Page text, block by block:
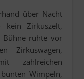
über Nacht
kein Zirkuszelt,
Bühne ruhte vor
Zirkuswagen,
zahlreichen
Wimpeln,